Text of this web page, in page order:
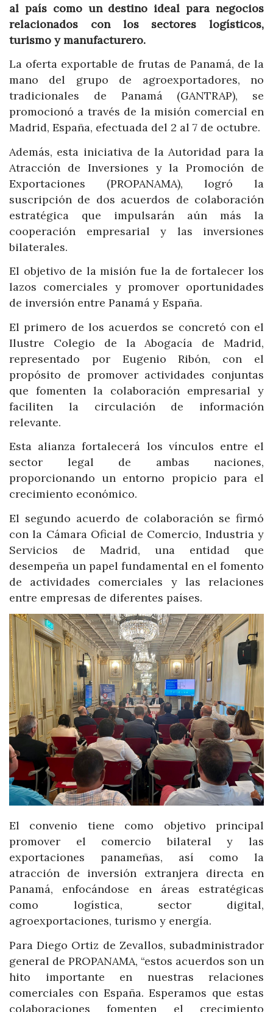
al país como un destino ideal para negocios
relacionados con los sectores logísticos,
turismo y manufacturero.
La oferta exportable de frutas de Panamá, de la
mano del grupo de agroexportadores, no
tradicionales de Panamá (GANTRAP), se
promocionó a través de la misión comercial en
Madrid, España, efectuada del 2 al 7 de octubre.
Además, esta iniciativa de la Autoridad para la
Atracción de Inversiones y la Promoción de
Exportaciones (PROPANAMA), logró la
suscripción de dos acuerdos de colaboración
estratégica que impulsarán aún más la
cooperación empresarial y las inversiones
bilaterales.
El objetivo de la misión fue la de fortalecer los
lazos comerciales y promover oportunidades
de inversión entre Panamá y España.
El primero de los acuerdos se concretó con el
Ilustre Colegio de la Abogacía de Madrid,
representado por Eugenio Ribón, con el
propósito de promover actividades conjuntas
que fomenten la colaboración empresarial y
faciliten la circulación de información
relevante.
Esta alianza fortalecerá los vínculos entre el
sector legal de ambas naciones,
proporcionando un entorno propicio para el
crecimiento económico.
El segundo acuerdo de colaboración se firmó
con la Cámara Oficial de Comercio, Industria y
Servicios de Madrid, una entidad que
desempeña un papel fundamental en el fomento
de actividades comerciales y las relaciones
entre empresas de diferentes países.
El convenio tiene como objetivo principal
promover el comercio bilateral y las
exportaciones panameñas, así como la
atracción de inversión extranjera directa en
Panamá, enfocándose en áreas estratégicas
como logística, sector digital,
agroexportaciones, turismo y energía.
Para Diego Ortiz de Zevallos, subadministrador
general de PROPANAMA, “estos acuerdos son un
hito importante en nuestras relaciones
comerciales con España. Esperamos que estas
colaboraciones fomenten el crecimiento